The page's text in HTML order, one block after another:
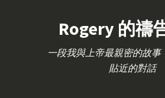
Rogery 的禱
一段我與上帝最親密的故事
貼近的對話